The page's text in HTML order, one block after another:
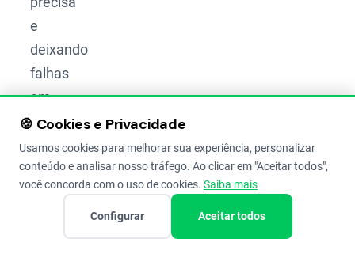
e
deixando
falhas
em
outros
pontos.
Adubação
🍪 Cookies e Privacidade
Usamos cookies para melhorar sua experiência, personalizar
conteúdo e analisar nosso tráfego. Ao clicar em "Aceitar todos",
você concorda com o uso de cookies. Saiba mais
Configurar Aceitar todos